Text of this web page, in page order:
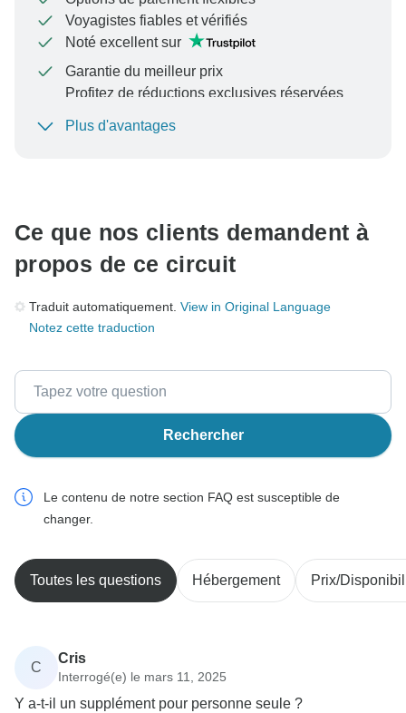
Voyagistes fiables et vérifiés
Noté excellent sur
Garantie du meilleur prix
Profitez de réductions exclusives réservées
Plus d'avantages
Ce que nos clients demandent à
propos de ce circuit
Traduit automatiquement. View in Original Language
Notez cette traduction
Rechercher
Le contenu de notre section FAQ est susceptible de
changer.
Toutes les questions Hébergement Prix/
C
Cris
Interrogé(e) le mars 11, 2025
Y a-t-il un supplément pour personne seule ?